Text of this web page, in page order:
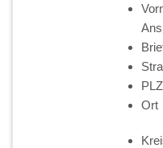
PLZ
Ort